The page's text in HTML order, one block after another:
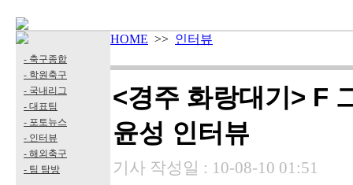
- 축구종합
- 학원축구
- 국내리그
- 대표팀
- 포토뉴스
- 인터뷰
- 해외축구
- 팀 탐방
HOME >> 인터뷰
<경주 화랑대기> F
윤성 인터뷰
기사 작성일 : 10-08-10 01:51